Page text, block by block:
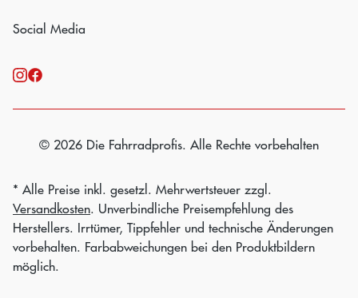
Social Media
© 2026 Die Fahrradprofis. Alle Rechte vorbehalten
* Alle Preise inkl. gesetzl. Mehrwertsteuer zzgl.
Versandkosten. Unverbindliche Preisempfehlung des
Herstellers. Irrtümer, Tippfehler und technische Änderungen
vorbehalten. Farbabweichungen bei den Produktbildern
möglich.